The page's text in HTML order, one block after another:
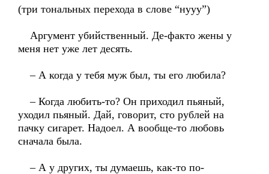
(три тональных перехода в слове “нууу”)
Аргумент убийственный. Де-факто жены у
меня нет уже лет десять.
– А когда у тебя муж был, ты его любила?
– Когда любить-то? Он приходил пьяный,
уходил пьяный. Дай, говорит, сто рублей на
пачку сигарет. Надоел. А вообще-то любовь
сначала была.
– А у других, ты думаешь, как-то по-